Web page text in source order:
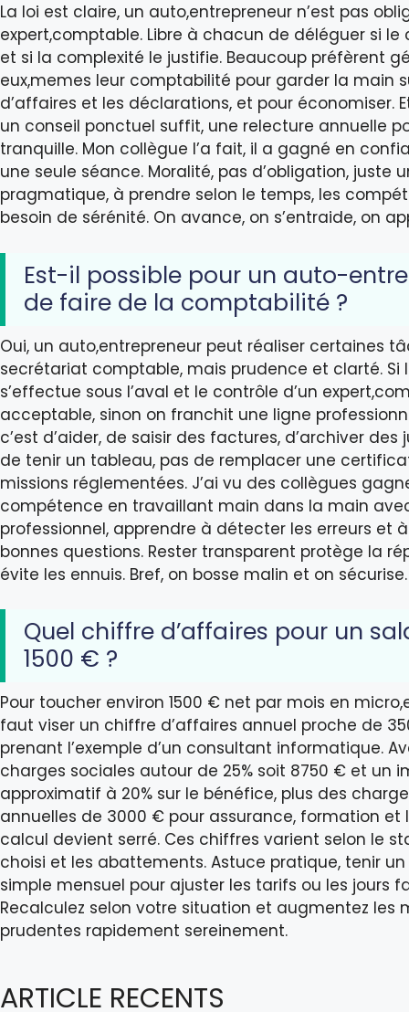
La loi est claire, un auto,entrepreneur n’est pas
expert,comptable. Libre à chacun de déléguer si
et si la complexité le justifie. Beaucoup préfèrent
eux,memes leur comptabilité pour garder la main
d’affaires et les déclarations, et pour économiser.
un conseil ponctuel suffit, une relecture annuelle
tranquille. Mon collègue l’a fait, il a gagné en
une seule séance. Moralité, pas d’obligation, juste
pragmatique, à prendre selon le temps, les
besoin de sérénité. On avance, on s’entraide, on
Est-il possible pour un auto-
de faire de la comptabilité ?
Oui, un auto,entrepreneur peut réaliser certaines
secrétariat comptable, mais prudence et clarté. Si
s’effectue sous l’aval et le contrôle d’un
acceptable, sinon on franchit une ligne
c’est d’aider, de saisir des factures, d’archiver
de tenir un tableau, pas de remplacer une
missions réglementées. J’ai vu des collègues
compétence en travaillant main dans la main
professionnel, apprendre à détecter les erreurs et
bonnes questions. Rester transparent protège la
évite les ennuis. Bref, on bosse malin et on sécurise.
Quel chiffre d’affaires pour un
1500 € ?
Pour toucher environ 1500 € net par mois en
faut viser un chiffre d’affaires annuel proche de
prenant l’exemple d’un consultant informatique.
charges sociales autour de 25% soit 8750 € et un
approximatif à 20% sur le bénéfice, plus des
annuelles de 3000 € pour assurance, formation et
calcul devient serré. Ces chiffres varient selon le
choisi et les abattements. Astuce pratique, tenir
simple mensuel pour ajuster les tarifs ou les jours
Recalculez selon votre situation et augmentez les
prudentes rapidement sereinement.
ARTICLE RECENTS